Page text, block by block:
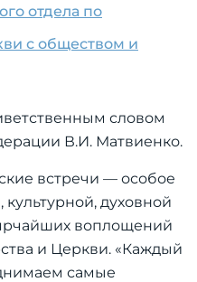
отдела по
с обществом и
словом
В.И. Матвиенко.
встречи — особое
духовной
воплощений
и Церкви. «Каждый
самые